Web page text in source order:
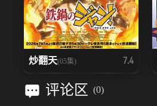
炒翻天(05集) 7.4
评论区 (0)